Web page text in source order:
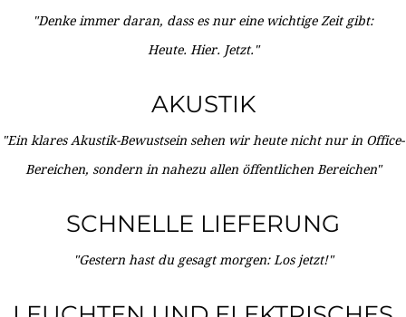
"Denke immer daran, dass es nur eine wichtige Zeit gibt:
Heute. Hier. Jetzt."
AKUSTIK
"Ein klares Akustik-Bewustsein sehen wir heute nicht nur in Office-
Bereichen, sondern in nahezu allen öffentlichen Bereichen"
SCHNELLE LIEFERUNG
"Gestern hast du gesagt morgen: Los jetzt!"